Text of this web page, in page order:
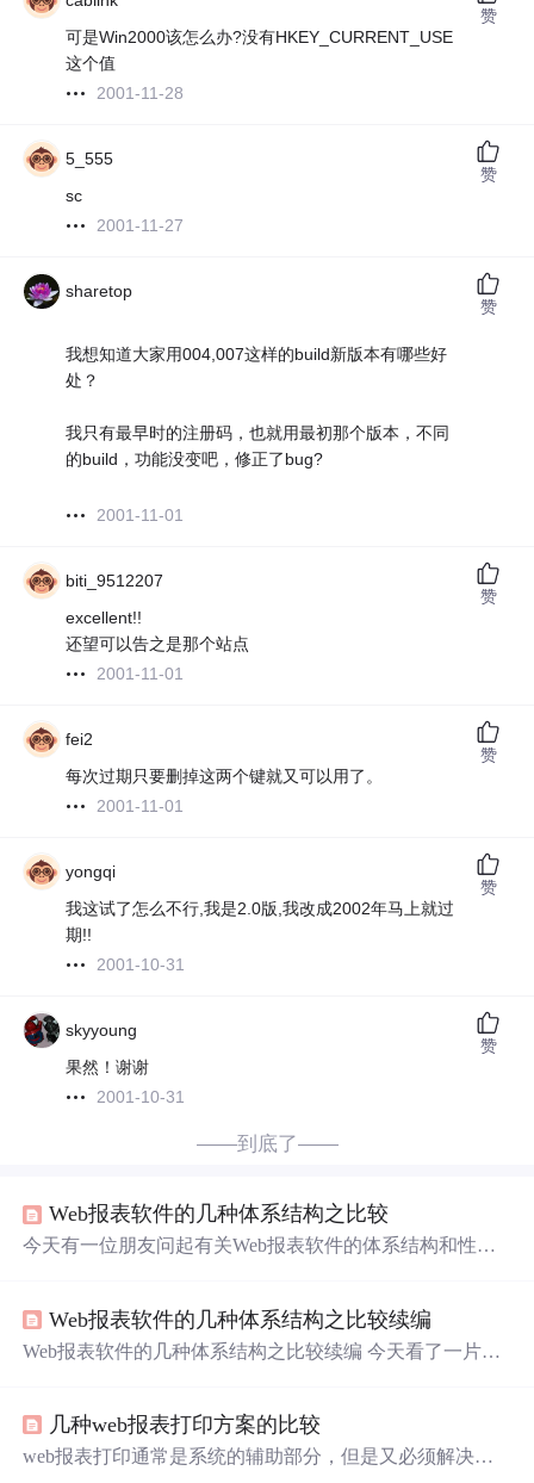
可是Win2000该怎么办?没有HKEY_CURRENT_USE
这个值
2001-11-28
赞
5_555
sc
2001-11-27
赞
sharetop
我想知道大家用004,007这样的build新版本有哪些好
处？
我只有最早时的注册码，也就用最初那个版本，不同
的build，功能没变吧，修正了bug?
2001-11-01
赞
biti_9512207
excellent!!
还望可以告之是那个站点
2001-11-01
赞
fei2
每次过期只要删掉这两个键就又可以用了。
2001-11-01
赞
yongqi
我这试了怎么不行,我是2.0版,我改成2002年马上就过
期!!
2001-10-31
赞
skyyoung
果然！谢谢
2001-10-31
赞
——到底了——
Web报表软件的几种体系结构之比较
今天有一位朋友问起有关Web报表软件的体系结构和性能
式，以数巨为代表；另一种是独立服务器方式的报表软
件，以Crystal Report为代表。 1、控件方式：这种方式在浏
式的原因是它的报
Web报表软件的几种体系结构之比较续编
Web报表软件的几种体系结构之比较续编 今天看了一片文
ava报表未来发展趋势的话题在程序员中引起了激烈的讨
论，甚至部分人开始怀疑纯Java 报表是否已经过时，以及
几种web报表打印方案的比较
web报表打印通常是系统的辅助部分，但是又必须解决，